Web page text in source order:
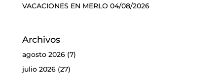
VACACIONES EN MERLO 04/08/2026
Archivos
agosto 2026(7)
julio 2026(27)